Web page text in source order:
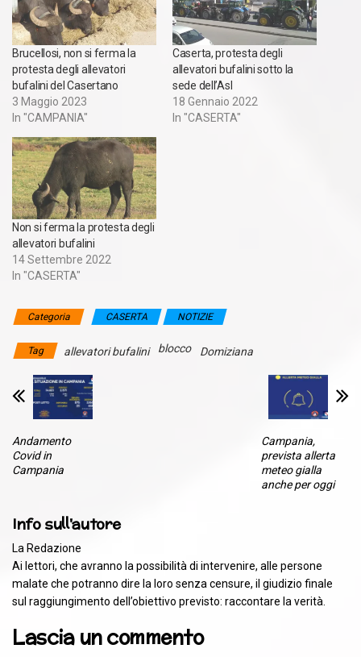
Brucellosi, non si ferma la
protesta degli allevatori
bufalini del Casertano
3 Maggio 2023
In "CAMPANIA"
Caserta, protesta degli
allevatori bufalini sotto la
sede dell’Asl
18 Gennaio 2022
In "CASERTA"
Non si ferma la protesta degli
allevatori bufalini
14 Settembre 2022
In "CASERTA"
Categoria CASERTA NOTIZIE
Tag allevatori bufalini blocco Domiziana
Andamento
Covid in
Campania
Campania,
prevista allerta
meteo gialla
anche per oggi
Info sull'autore
La Redazione
Ai lettori, che avranno la possibilità di intervenire, alle persone
malate che potranno dire la loro senza censure, il giudizio finale
sul raggiungimento dell’obiettivo previsto: raccontare la verità.
Lascia un commento